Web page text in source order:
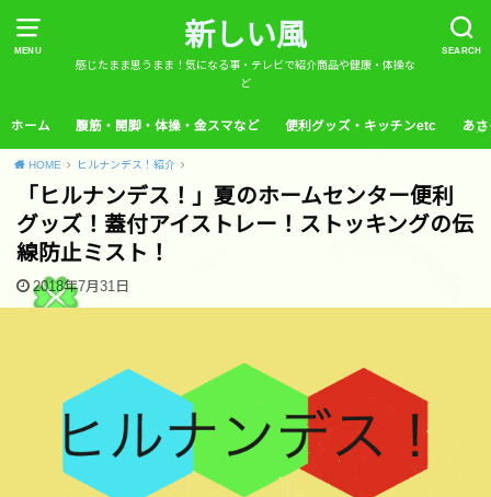
MENU SEARCH
新しい風
感じたまま思うまま！気になる事・テレビで紹介商品や健康・体操な
ど
ホーム 腹筋・開脚・体操・金スマなど 便利グッズ・キッチンetc あ
HOME ヒルナンデス！紹介
「ヒルナンデス！」夏のホームセンター便利
グッズ！蓋付アイストレー！ストッキングの伝
線防止ミスト！
2018年7月31日